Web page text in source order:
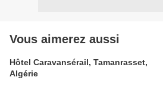
Vous aimerez aussi
Hôtel Caravansérail, Tamanrasset,
Algérie